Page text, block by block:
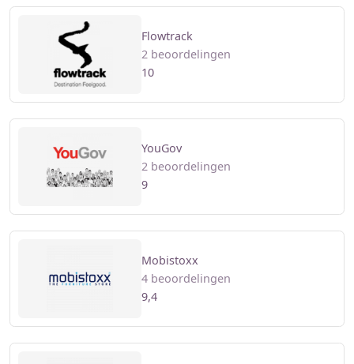
Flowtrack
2 beoordelingen
10
YouGov
2 beoordelingen
9
Mobistoxx
4 beoordelingen
9,4